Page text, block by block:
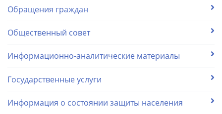
Обращения граждан
Общественный совет
Информационно-аналитические материалы
Государственные услуги
Информация о состоянии защиты населения